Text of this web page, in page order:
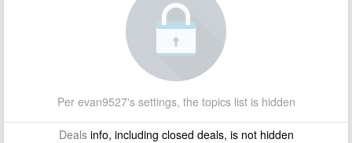
Per evan9527's settings, the topics list is hidden
Dealsinfo, including closed deals, is not hidden